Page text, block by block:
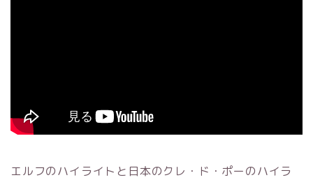
エルフのハイライトと日本のクレ・ド・ポーのハイラ